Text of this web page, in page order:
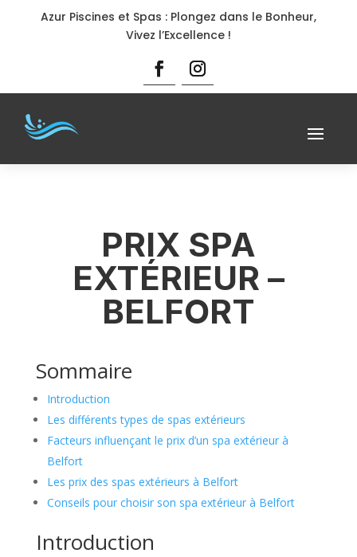
Azur Piscines et Spas : Plongez dans le Bonheur,
Vivez l’Excellence !
PRIX SPA
EXTÉRIEUR –
BELFORT
Sommaire
Introduction
Les différents types de spas extérieurs
Facteurs influençant le prix d’un spa extérieur à
Belfort
Les prix des spas extérieurs à Belfort
Conseils pour choisir son spa extérieur à Belfort
Introduction